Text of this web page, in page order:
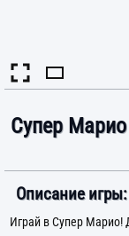
Супер
Описание игры:
Играй в Супер Марио!